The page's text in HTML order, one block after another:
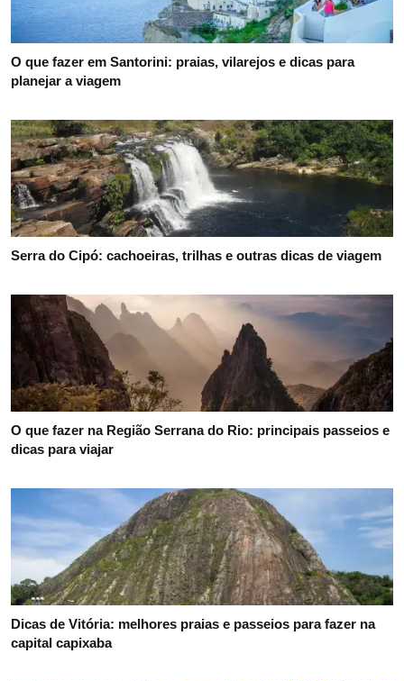
O que fazer em Santorini: praias, vilarejos e dicas para
planejar a viagem
Serra do Cipó: cachoeiras, trilhas e outras dicas de viagem
O que fazer na Região Serrana do Rio: principais passeios e
dicas para viajar
Dicas de Vitória: melhores praias e passeios para fazer na
capital capixaba